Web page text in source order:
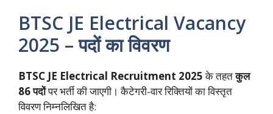
BTSC JE Electrical Vacancy
2025 – पदों का विवरण
BTSC JE Electrical Recruitment 2025के तहतकुल
86 पदोंपर भर्ती की जाएगी। कैटेगरी-वार रिक्तियों का विस्तृत
विवरण निम्नलिखित है: